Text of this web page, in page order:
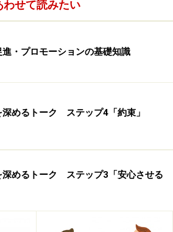
問を行うと良いのでしょうか？
食店向けのホームページを作成す
営業しているものとして説明して
時点で「貴店では、ホームページ
うな質問をすることです。飲食店
ムページに対して課題意識を持っ
せん。初対面で、いきなり頭を悩
問をぶつけてしまうと、「面倒く
思われがち。その後の営業トーク
わせて読みたい
進・プロモーションの基礎知識
深めるトーク ステップ4「約束」
深めるトーク ステップ3「安心させる